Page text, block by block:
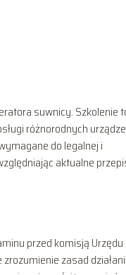
suwnicy. Szkolenie
różnorodnych
do legalnej i
aktualne
przed komisją Urzędu
zasad